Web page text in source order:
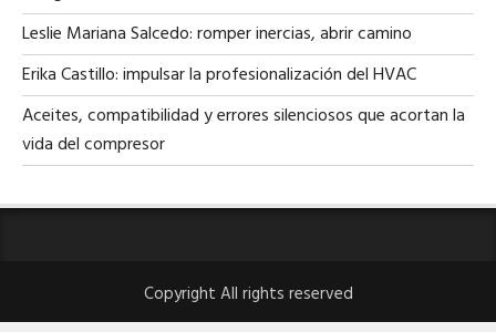
Leslie Mariana Salcedo: romper inercias, abrir camino
Erika Castillo: impulsar la profesionalización del HVAC
Aceites, compatibilidad y errores silenciosos que acortan la
vida del compresor
Copyright All rights reserved